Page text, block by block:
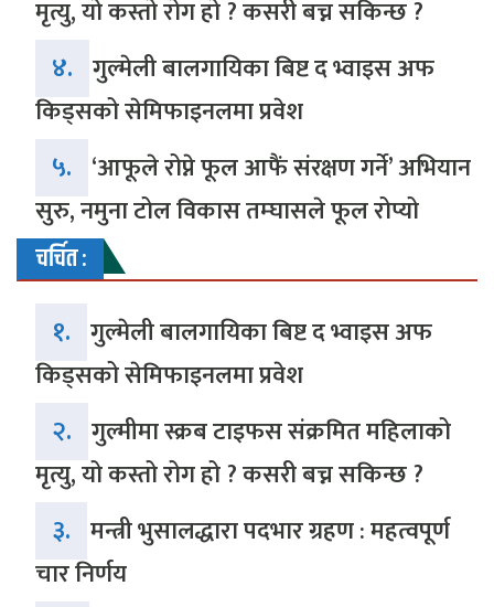
मृत्यु, यो कस्तो रोग हो ? कसरी बच्न सकिन्छ ?
४. गुल्मेली बालगायिका बिष्ट द भ्वाइस अफ
किड्सको सेमिफाइनलमा प्रवेश
५. ‘आफूले रोप्ने फूल आफैं संरक्षण गर्ने’ अभियान
सुरु, नमुना टोल विकास तम्घासले फूल रोप्यो
चर्चित :
१. गुल्मेली बालगायिका बिष्ट द भ्वाइस अफ
किड्सको सेमिफाइनलमा प्रवेश
२. गुल्मीमा स्क्रब टाइफस संक्रमित महिलाको
मृत्यु, यो कस्तो रोग हो ? कसरी बच्न सकिन्छ ?
३. मन्त्री भुसालद्धारा पदभार ग्रहण : महत्वपूर्ण
चार निर्णय